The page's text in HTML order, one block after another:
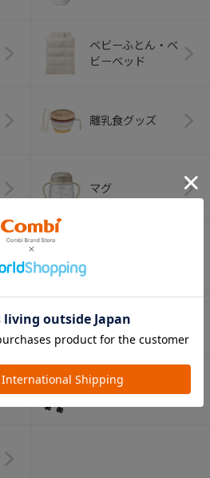
ベビーふとん・ベ
ビーベッド
離乳食グッズ
マグ
ベビートイ
ペット用品